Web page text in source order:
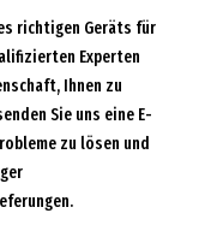
richtigen Geräts für
Experten
Ihnen zu
Sie uns eine E-
zu lösen und